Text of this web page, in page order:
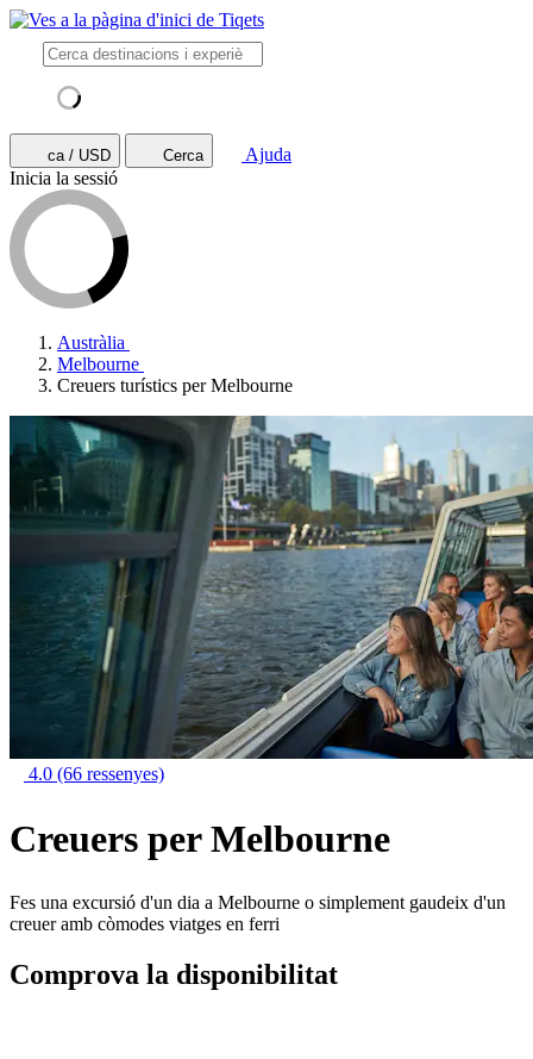
ca / USD Cerca
Ajuda
Inicia la sessió
Austràlia
Melbourne
Creuers turístics per Melbourne
4.0 (66 ressenyes)
Creuers per Melbourne
Fes una excursió d'un dia a Melbourne o simplement gaudeix d'un
creuer amb còmodes viatges en ferri
Comprova la disponibilitat